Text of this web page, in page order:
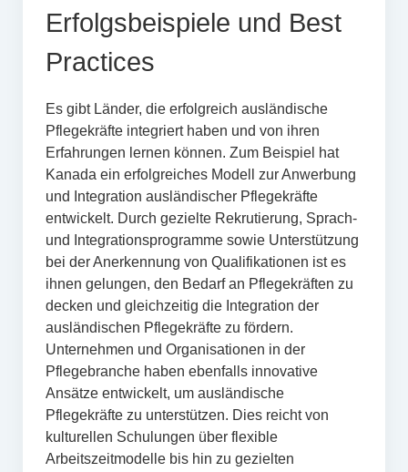
Erfolgsbeispiele und Best
Practices
Es gibt Länder, die erfolgreich ausländische
Pflegekräfte integriert haben und von ihren
Erfahrungen lernen können. Zum Beispiel hat
Kanada ein erfolgreiches Modell zur Anwerbung
und Integration ausländischer Pflegekräfte
entwickelt. Durch gezielte Rekrutierung, Sprach-
und Integrationsprogramme sowie Unterstützung
bei der Anerkennung von Qualifikationen ist es
ihnen gelungen, den Bedarf an Pflegekräften zu
decken und gleichzeitig die Integration der
ausländischen Pflegekräfte zu fördern.
Unternehmen und Organisationen in der
Pflegebranche haben ebenfalls innovative
Ansätze entwickelt, um ausländische
Pflegekräfte zu unterstützen. Dies reicht von
kulturellen Schulungen über flexible
Arbeitszeitmodelle bis hin zu gezielten